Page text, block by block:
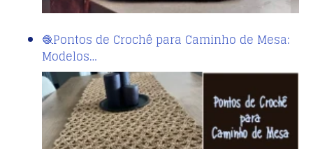
🧶Pontos de Crochê para Caminho de Mesa:
Modelos…